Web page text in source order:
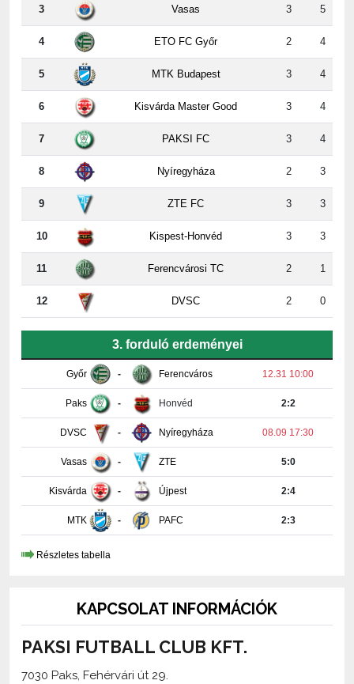
3 Vasas 3 5
4 ETO FC Győr 2 4
5 MTK Budapest 3 4
6 Kisvárda Master Good 3 4
7 PAKSI FC 3 4
8 Nyíregyháza 2 3
9 ZTE FC 3 3
10 Kispest-Honvéd 3 3
11 Ferencvárosi TC 2 1
12 DVSC 2 0
3. forduló erdeményei
Győr - Ferencváros 12.31 10:00
Paks - Honvéd 2:2
DVSC - Nyíregyháza 08.09 17:30
Vasas - ZTE 5:0
Kisvárda - Újpest 2:4
MTK - PAFC 2:3
Részletes tabella
KAPCSOLAT INFORMÁCIÓK
PAKSI FUTBALL CLUB KFT.
7030 Paks, Fehérvári út 29.